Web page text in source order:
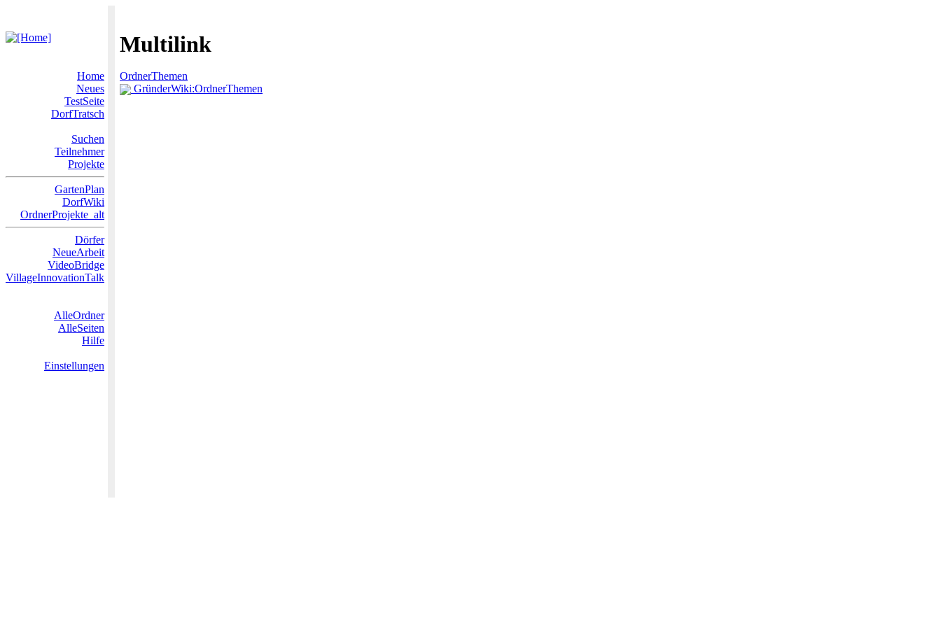
Multilink
Home
Neues
TestSeite
DorfTratsch
Suchen
Teilnehmer
Projekte
GartenPlan
DorfWiki
OrdnerProjekte_alt
Dörfer
NeueArbeit
VideoBridge
VillageInnovationTalk
AlleOrdner
AlleSeiten
Hilfe
Einstellungen
OrdnerThemen
GründerWiki:OrdnerThemen